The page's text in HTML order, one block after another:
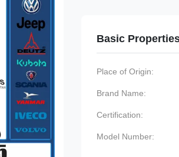
Basic
Place of Origin:
Brand Name:
Certification:
Model Number: